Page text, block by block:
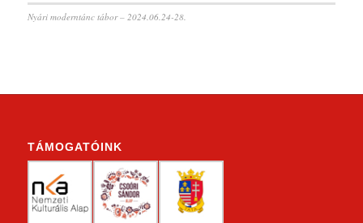
Nyári moderntánc tábor – 2024.06.24-28.
TÁMOGATÓINK